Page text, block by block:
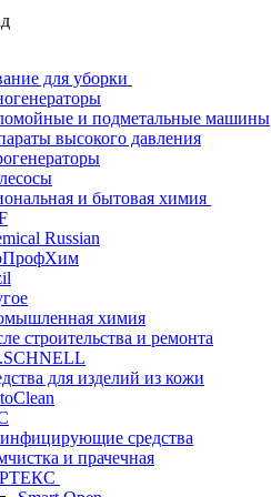
для уборки
и подметальные машины
высокого давления
и бытовая химия
Russian
химия
строительства и ремонта
для изделий из кожи
средства
и прачечная